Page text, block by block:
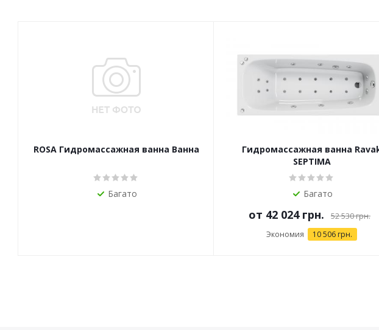
ROSA Гидромассажная ванна Ванна
Багато
Гидромассажная ванна
SEPTIMA
Багато
от 42 024 грн. 52 530 грн.
Экономия 10 506 грн.